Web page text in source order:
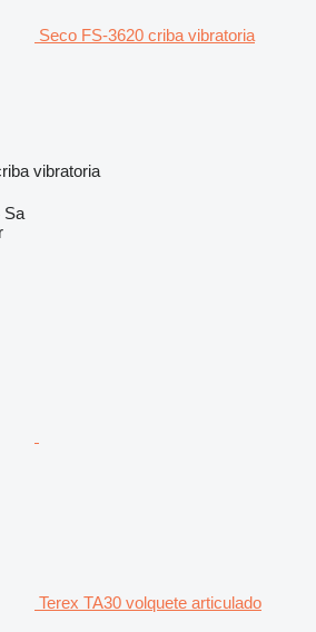
Seco FS-3620 criba vibratoria
vibratoria
Sa
Terex TA30 volquete articulado